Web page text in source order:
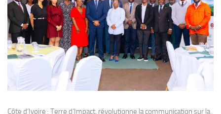
Côte d’Ivoire : Terre d’Impact, révolutionne la communication sur la